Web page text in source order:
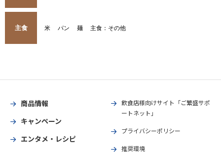
主食 米 パン 麺 主食：その他
商品情報
キャンペーン
エンタメ・レシピ
飲食店様向けサイト「ご繁盛サポ
ートネット」
プライバシーポリシー
推奨環境